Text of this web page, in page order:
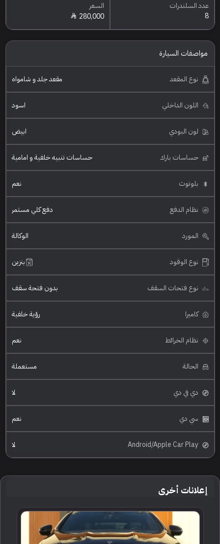
عدد السلندرات
8
السعر
280,000
مواصفات السيارة
نوع المقعد مقعد جلد و شامواه
اللون الداخلي اسود
لون البودي ابيض
حساسات بارك حساسات تنبيه خلفية و امامية
بلوتوث نعم
نظام الدفع دفع كلي مستمر
المورد الوكالة
نوع الوقود بنزين
نوع فتحات السقف بدون فتحة سقف
كاميرا رؤية خلفية
نظام الخرائط نعم
الحالة مستعملة
دي في دي لا
سي دي نعم
Android/Apple Car Play لا
إعلانات أخرى